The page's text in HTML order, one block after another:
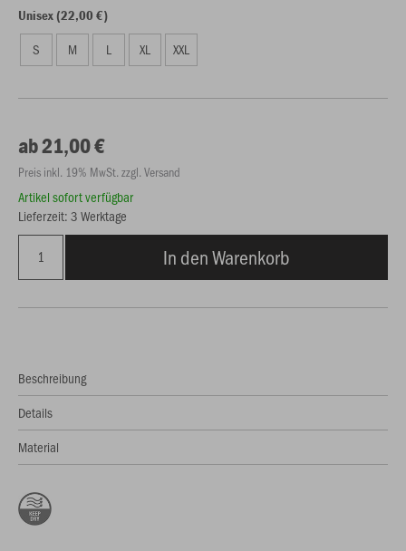
Unisex (22,00 €)
S M L XL XXL
ab 21,00 €
Preis inkl. 19% MwSt. zzgl. Versand
Artikel sofort verfügbar
Lieferzeit: 3 Werktage
In den Warenkorb
Beschreibung
Details
Material